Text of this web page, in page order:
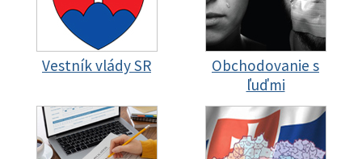
Vestník vlády SR
Obchodovanie s
ľuďmi